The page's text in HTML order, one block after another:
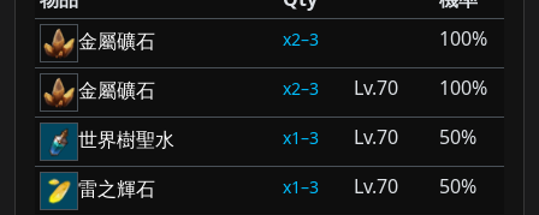
金屬礦石
2–3
100%
金屬礦石
2–3 70
100%
世界樹聖水
1–3 70
50%
雷之輝石
1–3 70
50%